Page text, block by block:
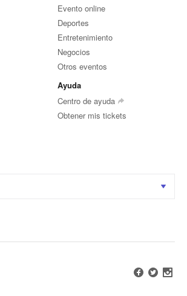
Evento online
Deportes
Entretenimiento
Negocios
Otros eventos
Ayuda
Centro de ayuda
Obtener mis tickets